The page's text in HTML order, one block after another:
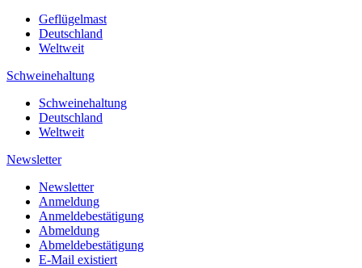
Geflügelmast
Deutschland
Weltweit
Schweinehaltung
Schweinehaltung
Deutschland
Weltweit
Newsletter
Newsletter
Anmeldung
Anmeldebestätigung
Abmeldung
Abmeldebestätigung
E-Mail existiert